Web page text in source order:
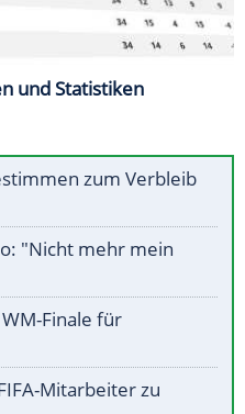
und Statistiken
zum Verbleib
"Nicht mehr mein
Finale für
Mitarbeiter zu